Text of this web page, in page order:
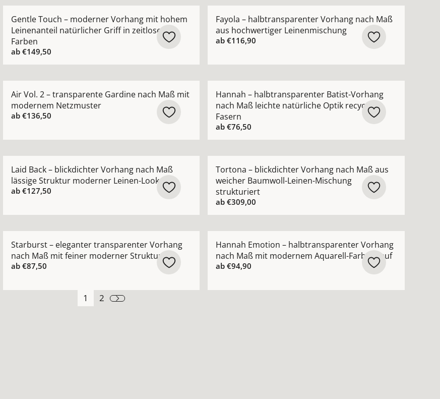
Gentle Touch – moderner Vorhang mit hohem
Leinenanteil natürlicher Griff in zeitlosen
Farben
ab €149,50
Fayola – halbtransparenter Vorhang nach Maß
aus hochwertiger Leinenmischung
ab€116,90
Air Vol. 2 – transparente Gardine nach Maß mit
modernem Netzmuster
ab €136,50
Hannah – halbtransparenter Batist-Vorhang
nach Maß leichte natürliche Optik recycelte
Fasern
ab€76,50
Laid Back – blickdichter Vorhang nach Maß
lässige Struktur moderner Leinen-Look
ab €127,50
Tortona – blickdichter Vorhang nach Maß aus
weicher Baumwoll-Leinen-Mischung
strukturiert
ab€309,00
Starburst – eleganter transparenter Vorhang
nach Maß mit feiner moderner Struktur
ab €87,50
Hannah Emotion – halbtransparenter Vorhang
nach Maß mit modernem Aquarell-Farbverlauf
ab€94,90
1 2